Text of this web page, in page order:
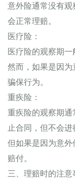
意外险通常没有
会正常理赔。
医疗险：
医疗险的观察期
然而，如果是因
骗保行为。
重疾险：
重疾险的观察期
止合同，但不会进
但如果是因为意
赔付。
三、理赔时的注意